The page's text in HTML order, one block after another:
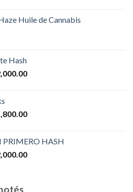
€350.00
Huile de Cannabis
Hash
Plage
àPlage
€300.00
à
HASH
Plage